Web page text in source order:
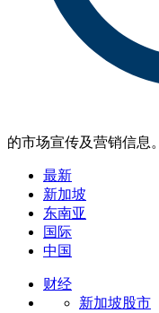
的市场宣传及营销信息。
最新
新加坡
东南亚
国际
中国
财经
新加坡股市